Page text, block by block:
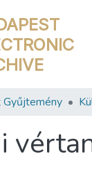
Gyűjtemény